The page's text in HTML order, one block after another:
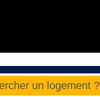
un logement ?